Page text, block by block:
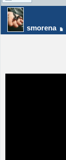
smorena